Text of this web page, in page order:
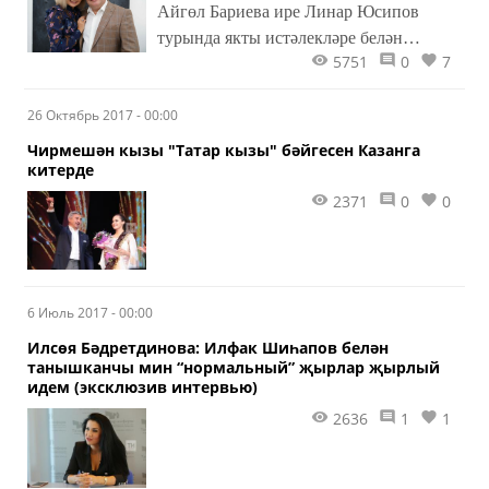
Айгөл Бариева ире Линар Юсипов
турында якты истәлекләре белән
5751 0 7
26 Октябрь 2017 - 00:00
Чирмешән кызы "Татар кызы" бәйгесен Казанга
китерде
2371
0 0
6 Июль 2017 - 00:00
Илсөя Бәдретдинова: Илфак Шиһапов белән
танышканчы мин “нормальный” җырлар җырлый
идем (эксклюзив интервью)
2636
1 1